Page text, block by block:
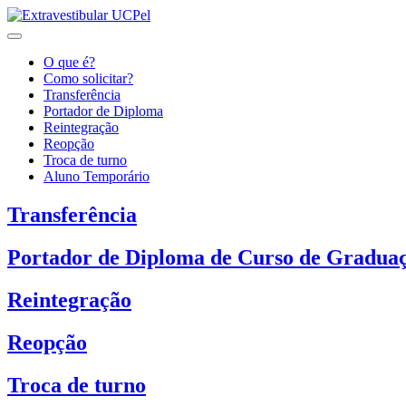
O que é?
Como solicitar?
Transferência
Portador de Diploma
Reintegração
Reopção
Troca de turno
Aluno Temporário
Transferência
Portador de Diploma de Curso de
Reintegração
Reopção
Troca de turno